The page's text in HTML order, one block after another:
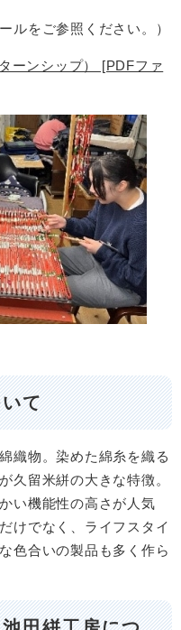
ルをご参照ください。）
ーンシップ） [PDFファ
て​
織物。染めた綿糸を織る
久留米絣の大きな特徴。
い機能性の高さが人気
けでなく、ライフスタイ
色合いの製品も多く作ら